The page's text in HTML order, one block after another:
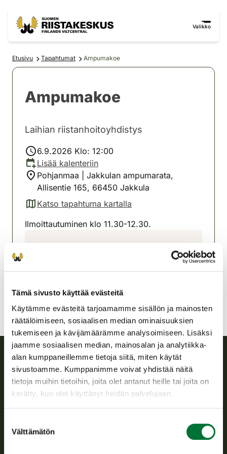
Tämä sivusto käyttää evästeitä
Käytämme evästeitä tarjoamamme sisällön ja mainosten
räätälöimiseen, sosiaalisen median ominaisuuksien
tukemiseen ja kävijämäärämme analysoimiseen. Lisäksi
jaamme sosiaalisen median, mainosalan ja analytiikka-
alan kumppaneillemme tietoja siitä, miten käytät
sivustoamme. Kumppanimme voivat yhdistää näitä
tietoja muihin tietoihin, joita olet antanut heille tai joita on
kerätty, kun olet käyttänyt heidän palvelujaan.
valinta
Välttämätön
Valikko
Etusivu Tapahtumat Ampumakoe
Ampumakoe
Laihian riistanhoitoyhdistys
6.9.2026 Klo: 12:00
Lisää kalenteriin
Pohjanmaa | Jakkulan ampumarata,
Allisentie 165, 66450 Jakkula
Katso tapahtuma kartalla
(avautuu uuteen välilehteen)
Ilmoittautuminen klo 11.30-12.30.
laihia@rhy.riista.fi
Suomen riistakeskus
Suomen riistakeskus edistää kestävää riistataloutta, tukee
hallintotehtävistä.